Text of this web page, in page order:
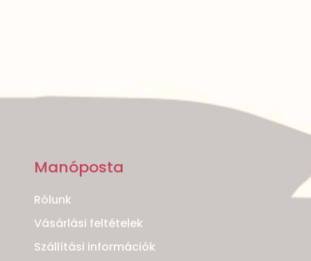
Manóposta
Rólunk
Vásárlási feltételek
Szállítási információk